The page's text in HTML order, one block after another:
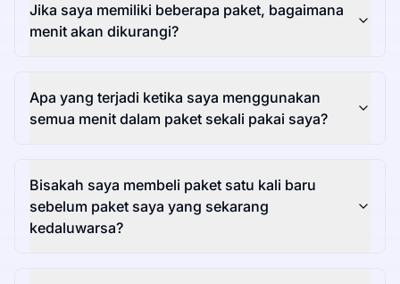
Jika saya memiliki beberapa paket, bagaimana
menit akan dikurangi?
Apa yang terjadi ketika saya menggunakan
semua menit dalam paket sekali pakai saya?
Bisakah saya membeli paket satu kali baru
sebelum paket saya yang sekarang
kedaluwarsa?